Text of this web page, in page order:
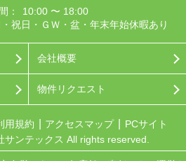
：
10:00 〜 18:00
祝日・ＧＷ・盆・年末年始休暇あり
会社概要
物件リクエスト
用規約 アクセスマップ
PCサイト
ンテックス All rights reserved.